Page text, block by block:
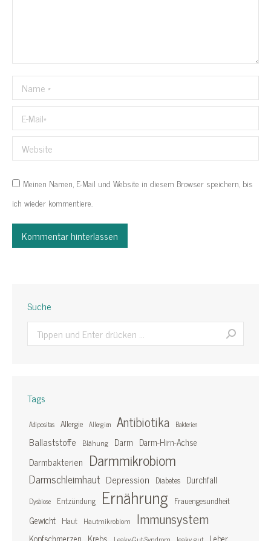
Name *
E-Mail *
Website
Meinen Namen, E-Mail und Website in diesem Browser speichern, bis
ich wieder kommentiere.
Kommentar hinterlassen
Suche
Search:
Tags
Adipositas Allergie Allergien Antibiotika Bakterien
Ballaststoffe Blähung Darm Darm-Hirn-Achse
Darmbakterien Darmmikrobiom
Darmschleimhaut Depression Diabetes Durchfall
Dysbiose Entzündung Ernährung Frauengesundheit
Gewicht Haut Hautmikrobiom Immunsystem